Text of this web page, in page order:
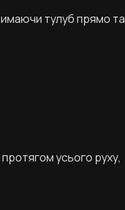
тулуб прямо та
усього руху,